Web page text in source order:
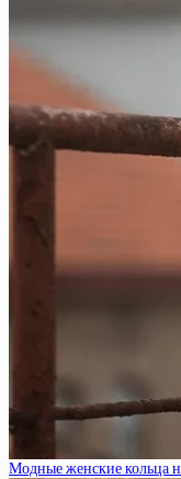
Модные женские кольца